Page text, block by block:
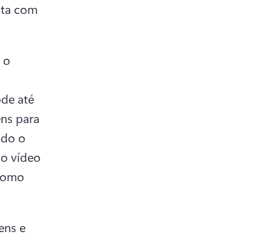
com
o
até
para
o
vídeo
e